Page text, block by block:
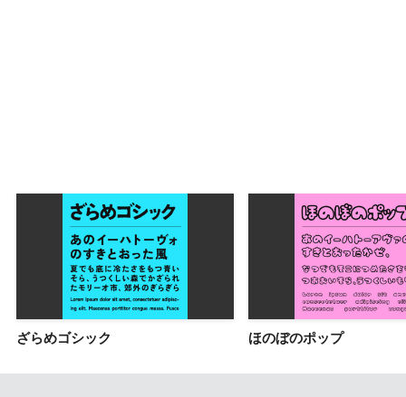
ざらめゴシック ほのぼのポップ